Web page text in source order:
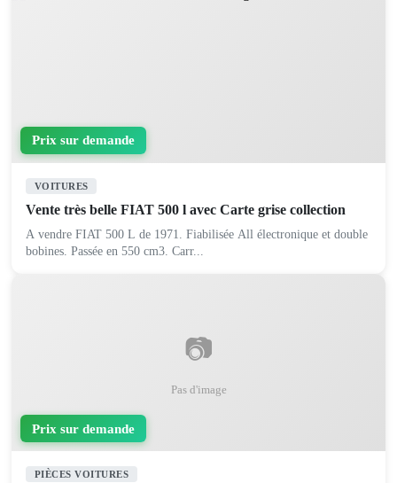
Prix sur demande
VOITURES
Vente très belle FIAT 500 l avec Carte grise collection
A vendre FIAT 500 L de 1971. Fiabilisée All électronique et double
bobines. Passée en 550 cm3. Carr...
📷
Pas d'image
Prix sur demande
PIÈCES VOITURES